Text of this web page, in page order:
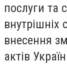
послуги та
внутрішніх
внесення
актів